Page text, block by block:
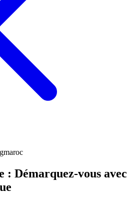
maroc
: Démarquez-vous avec